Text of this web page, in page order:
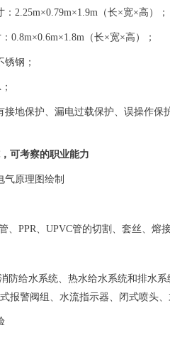
2.25m×0.79m×1.9m（长×宽×高）；
0.8m×0.6m×1.8m（长×宽×高）；
钢；
接地保护、漏电过载保护、误操作
可考察的职业能力
气原理图绘制
PPR、UPVC管的切割、套丝、熔接
防给水系统、热水给水系统和排水
报警阀组、水流指示器、闭式喷头